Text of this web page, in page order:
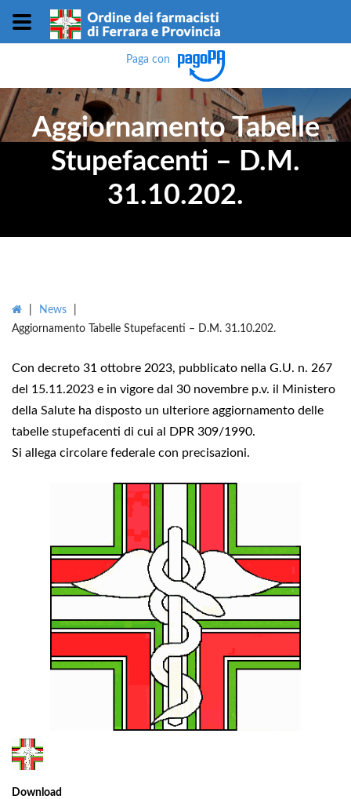
Paga con
Aggiornamento Tabelle
Stupefacenti – D.M.
31.10.202.
News
Aggiornamento Tabelle Stupefacenti – D.M. 31.10.202.
Con decreto 31 ottobre 2023, pubblicato nella G.U. n. 267
del 15.11.2023 e in vigore dal 30 novembre p.v. il Ministero
della Salute ha disposto un ulteriore aggiornamento delle
tabelle stupefacenti di cui al DPR 309/1990.
Si allega circolare federale con precisazioni.
Download